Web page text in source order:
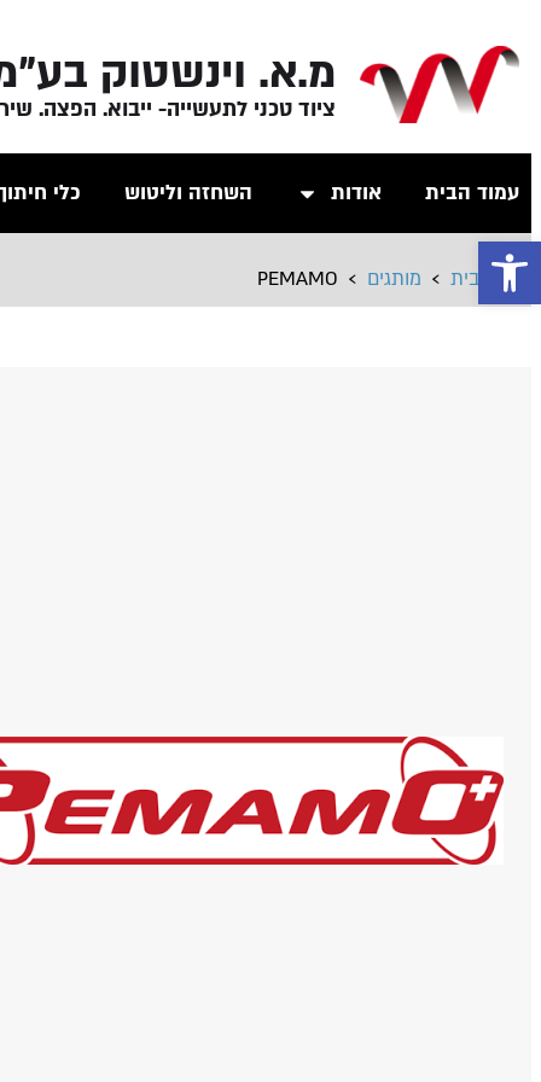
פתח סרגל נגישות
מ.א. וינשטוק
ציוד טכני לתעשייה- ייבוא. הפצה.
עמוד הבית אודות השחזה וליטוש כלי
דף הבית › מותגים ›
PEMAMO